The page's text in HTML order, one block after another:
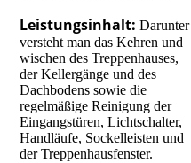
Leistungsinhalt: Darunter
versteht man das Kehren und
wischen des Treppenhauses,
der Kellergänge und des
Dachbodens sowie die
regelmäßige Reinigung der
Eingangstüren, Lichtschalter,
Handläufe, Sockelleisten und
der Treppenhausfenster.